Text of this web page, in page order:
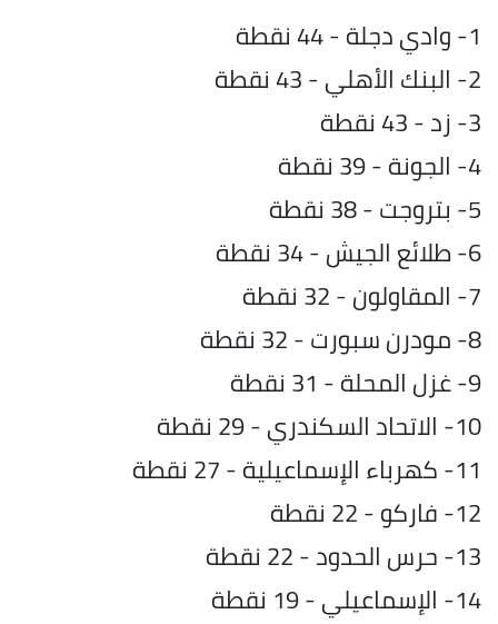
1- وادي دجلة - 44 نقطة
2- البنك الأهلي - 43 نقطة
3- زد - 43 نقطة
4- الجونة - 39 نقطة
5- بتروجت - 38 نقطة
6- طلائع الجيش - 34 نقطة
7- المقاولون - 32 نقطة
8- مودرن سبورت - 32 نقطة
9- غزل المحلة - 31 نقطة
10- الاتحاد السكندري - 29 نقطة
11- كهرباء الإسماعيلية - 27 نقطة
12- فاركو - 22 نقطة
13- حرس الحدود - 22 نقطة
14- الإسماعيلي - 19 نقطة